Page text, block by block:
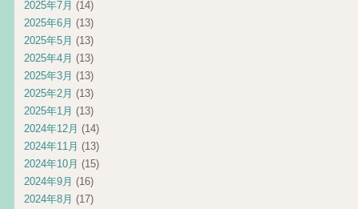
2025年7月 (14)
2025年6月 (13)
2025年5月 (13)
2025年4月 (13)
2025年3月 (13)
2025年2月 (13)
2025年1月 (13)
2024年12月 (14)
2024年11月 (13)
2024年10月 (15)
2024年9月 (16)
2024年8月 (17)